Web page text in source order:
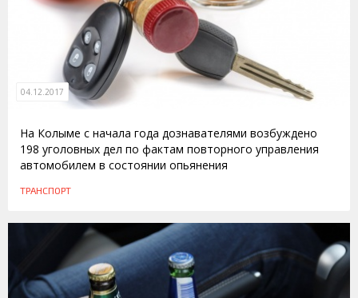
04.12.2017
На Колыме с начала года дознавателями возбуждено
198 уголовных дел по фактам повторного управления
автомобилем в состоянии опьянения
ТРАНСПОРТ